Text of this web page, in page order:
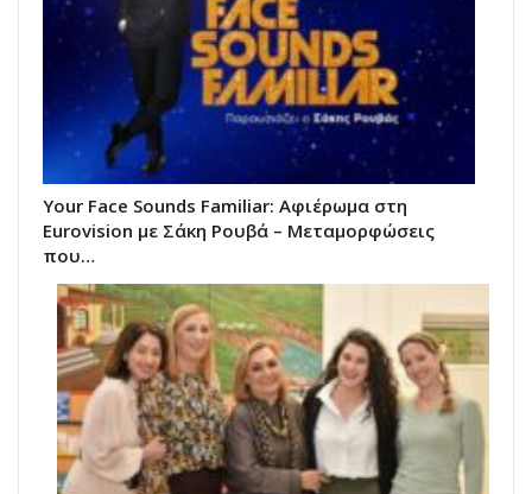
Your Face Sounds Familiar: Αφιέρωμα στη
Eurovision με Σάκη Ρουβά – Μεταμορφώσεις
που…